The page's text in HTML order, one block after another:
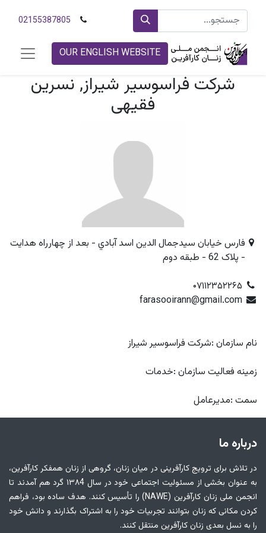
02155387805
OUR ENGLISH WEBSITE
شرکت فراسوسير شيراز, نسرین
فقیهی
فارس خيابان سيدجمال الدين اسد آبادي - بعد از چهارراه هدايت
- پلاک 62 - طبقه دوم
۰۷۱۱۲۳۵۲۲۶۵
farasooirann@gmail.com
نام سازمان :شرکت فراسوسير شيراز
زمینه فعالیت سازمان :خدمات
سمت :مديرعامل
درباره ما
در تلاش برای ترویج کارآفرینی در میان زنان، گروهی از زنان همفکر کارآفرین،
به عنوان بخشی از مسئولیت اجتماعی خود در سال ۱۳۸4 گرد هم آمدند تا
انجمن ملی زنان کارآفرین (NAWE) را تأسیس کنند. هدف ساده بود، فراهم
کردن مکانی که زنان بتوانند تجربیات خود را به اشتراک بگذارند و دانش خود
را به نسل بعدی زنان کارآفرین منتقل کنند.